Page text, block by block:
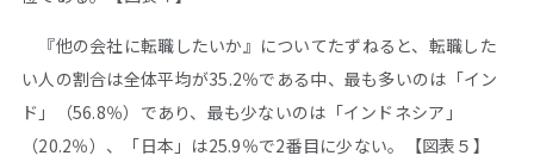
『他の会社に転職したいか』についてたずねると、転職した
い人の割合は全体平均が35.2％である中、最も多いのは「イン
ド」（56.8％）であり、最も少ないのは「インドネシア」
（20.2％）、「日本」は25.9％で2番目に少ない。【図表５】